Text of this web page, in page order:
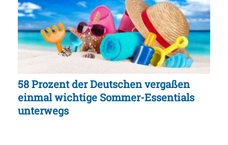
58 Prozent der Deutschen vergaßen
einmal wichtige Sommer-Essentials
unterwegs